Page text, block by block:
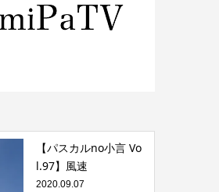
【パスカルno小言 Vo
l.97】風速
2020.09.07